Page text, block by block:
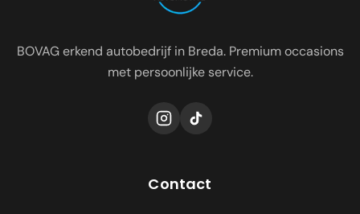
BOVAG erkend autobedrijf in Breda. Premium occasions
met persoonlijke service.
Contact